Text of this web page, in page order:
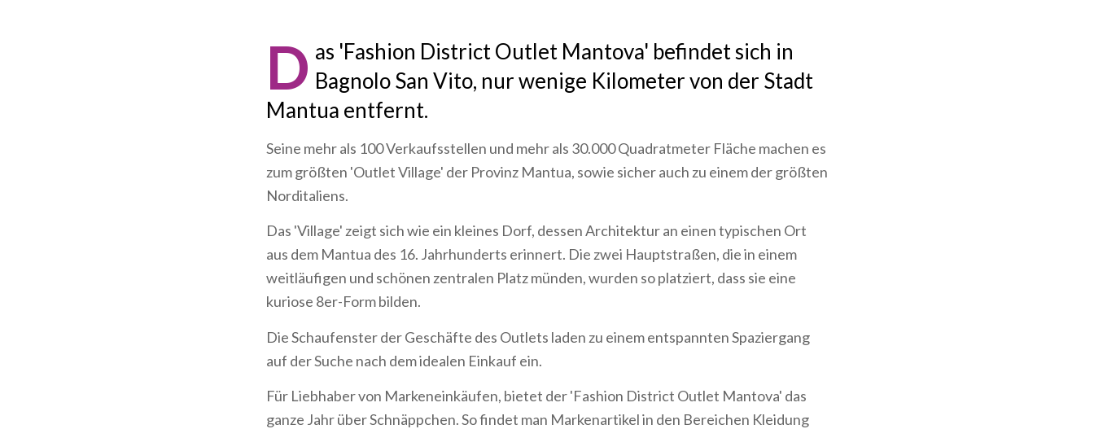
D as 'Fashion District Outlet Mantova' befindet sich in
Bagnolo San Vito, nur wenige Kilometer von der Stadt
Mantua entfernt.
Seine mehr als 100 Verkaufsstellen und mehr als 30.000 Quadratmeter Fläche machen es
zum größten 'Outlet Village' der Provinz Mantua, sowie sicher auch zu einem der größten
Norditaliens.
Das 'Village' zeigt sich wie ein kleines Dorf, dessen Architektur an einen typischen Ort
aus dem Mantua des 16. Jahrhunderts erinnert. Die zwei Hauptstraßen, die in einem
weitläufigen und schönen zentralen Platz münden, wurden so platziert, dass sie eine
kuriose 8er-Form bilden.
Die Schaufenster der Geschäfte des Outlets laden zu einem entspannten Spaziergang
auf der Suche nach dem idealen Einkauf ein.
Für Liebhaber von Markeneinkäufen, bietet der 'Fashion District Outlet Mantova' das
ganze Jahr über Schnäppchen. So findet man Markenartikel in den Bereichen Kleidung